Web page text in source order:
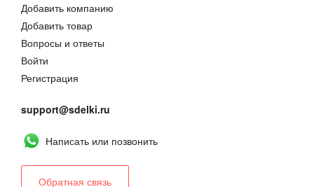
Добавить компанию
Добавить товар
Вопросы и ответы
Войти
Регистрация
support@sdelki.ru
Написать или позвонить
Обратная связь